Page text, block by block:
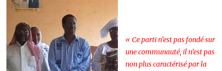
« Ce parti n’est pas fondé sur
une communauté, il n’est pas
non plus caractérisé par la